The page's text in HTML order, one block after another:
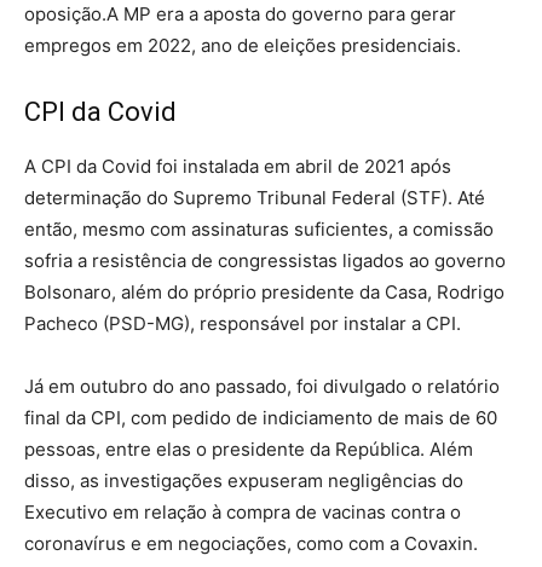
oposição.A MP era a aposta do governo para gerar
empregos em 2022, ano de eleições presidenciais.
CPI da Covid
A CPI da Covid foi instalada em abril de 2021 após
determinação do Supremo Tribunal Federal (STF). Até
então, mesmo com assinaturas suficientes, a comissão
sofria a resistência de congressistas ligados ao governo
Bolsonaro, além do próprio presidente da Casa, Rodrigo
Pacheco (PSD-MG), responsável por instalar a CPI.
Já em outubro do ano passado, foi divulgado o relatório
final da CPI, com pedido de indiciamento de mais de 60
pessoas, entre elas o presidente da República. Além
disso, as investigações expuseram negligências do
Executivo em relação à compra de vacinas contra o
coronavírus e em negociações, como com a Covaxin.